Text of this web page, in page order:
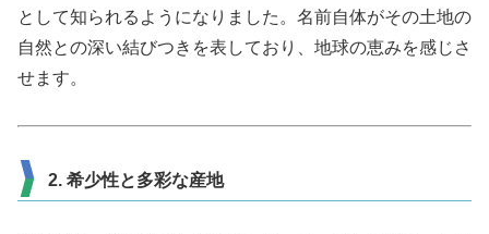
として知られるようになりました。名前自体がその土地の
自然との深い結びつきを表しており、地球の恵みを感じさ
せます。
2. 希少性と多彩な産地